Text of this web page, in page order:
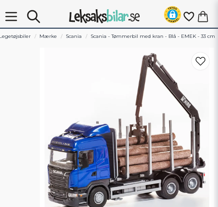
Mærke Scania Scania - Tømmerbil med kran - Blå - EMEK - 33 cm